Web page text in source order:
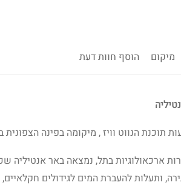
מיקום הוסף חוות דעת
תוכנת הנווט וויז , מיקומה בפינה
ארכאולוגיות בתל, נמצאה באר אנטיליה
ותעלות להעברת המים לגידולים